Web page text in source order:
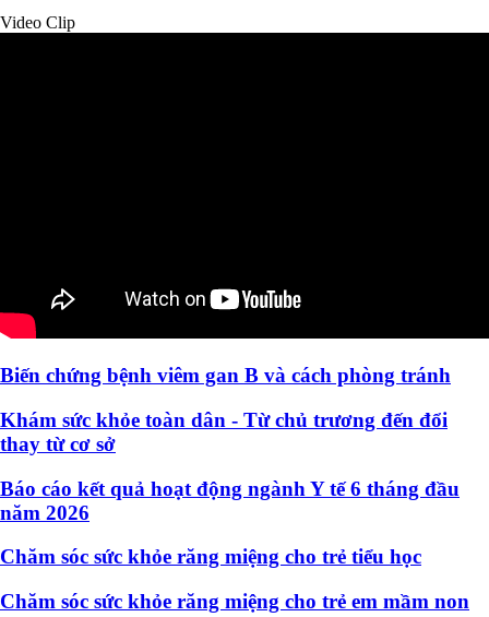
Video Clip
Biến chứng bệnh viêm gan B và cách phòng tránh
Khám sức khỏe toàn dân - Từ chủ trương đến đổi
thay từ cơ sở
Báo cáo kết quả hoạt động ngành Y tế 6 tháng đầu
năm 2026
Chăm sóc sức khỏe răng miệng cho trẻ tiểu học
Chăm sóc sức khỏe răng miệng cho trẻ em mầm non